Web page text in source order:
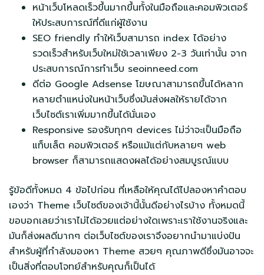
หน้าเว็บโหลดเร็วขึ้นมากขึ้นทั้งในมือถือและคอมพิวเตอร์
ให้ประสบการณ์ที่ดีแก่ผู้ใช้งาน
SEO friendly ทำให้เว็บสามารถ index ได้อย่าง
รวดเร็วสำหรับเว็บใหม่ใช้เวลาเพียง 2-3 วันเท่านั้น จาก
ประสบการณ์การทำเว็บ seoinneed.com
ดีต่อ Google Adsense โฆษณาสามารถขึ้นได้หลาก
หลายตำแหน่งในหน้าเว็บซึ่งมันส่งผลให้รายได้จาก
เว็บไซต์เราเพิ่มมากขึ้นได้นั่นเอง
Responsive รองรับทุกๆ devices ไม่ว่าจะเป็นมือถือ
แท็บเล็ต คอมพิวเตอร์ หรือแม้แต่กับหลายๆ web
browser ก็สามารถแสดงผลได้อย่างสมบูรณ์แบบ
รู้ข้อดีทั้งหมด 4 ข้อไปก่อน ที่เหลือให้คุณได้ไปลองหาคำตอบ
เองว่า Theme เว็บไซต์ของเจ้านี้นั้นดีอย่างไรบ้าง ทั้งหมดนี้
ขอบอกเลยว่าเราไม่ได้อวยแต่อย่างใดเพราะเราใช้งานจริงและ
มันก็ส่งผลดีมากๆ ต่อเว็บไซต์ของเราจึงอยากนำมาแบ่งปัน
สำหรับผู้ที่กำลังมองหา Theme สวยๆ คุณภาพดีซึ่งมันอาจจะ
เป็นสิ่งที่ตอบโจทย์สำหรับคุณก็เป็นได้